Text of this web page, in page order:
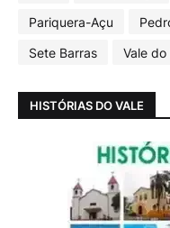
Pariquera-Açu
Sete Barras
Vale do
HISTÓRIAS DO VALE